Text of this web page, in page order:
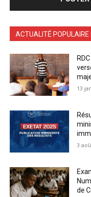
ACTUALITÉ POPULAIRE
13
3
de